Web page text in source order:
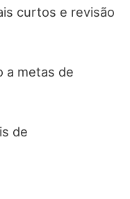
curtos e revisão
a metas de
de